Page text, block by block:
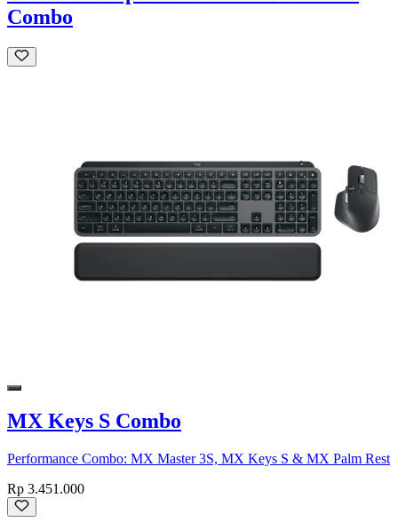
Combo
MX Keys S Combo
Performance Combo: MX Master 3S, MX Keys S & MX Palm Rest
Rp 3.451.000